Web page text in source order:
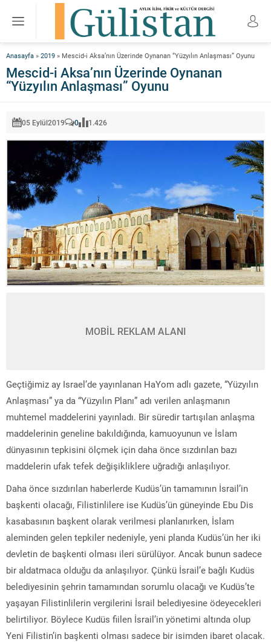
Anasayfa » 2019 » Mescid-i Aksa’nın Üzerinde Oynanan “Yüzyılın Anlaşması” Oyunu
Mescid-i Aksa’nın Üzerinde Oynanan
“Yüzyılın Anlaşması” Oyunu
05 Eylül2019 0 1.426
MOBİL REKLAM ALANI
Geçtiğimiz ay Israel’de yayınlanan HaYom adlı gazete, “Yüzyılın
Anlaşması” ya da “Yüzyılın Planı” adı verilen anlaşmanın
muhtemel maddelerini yayınladı. Bir süredir tartışılan anlaşma
maddelerinin geneline bakıldığında, kamuoyunun ve İslam
dünyasının tepkisini ölçmek için daha önce sızdırılan bazı
maddelerin ufak tefek değişikliklere uğradığı anlaşılıyor.
Daha önce sızdırılan haberlerde Kudüs’ün tamamının İsrail’in
başkenti olacağı, Filistinlilere ise Kudüs’ün güneyinde Ebu Dis
kasabasının başkent olarak verilmesi planlanırken, İslam
aleminden gelen tepkiler nedeniyle, yeni planda Kudüs’ün her iki
devletin de başkenti olması ileri sürülüyor. Ancak bunun sadece
bir aldatmaca olduğu da anlaşılıyor. Çünkü İsrail’e bağlı Kudüs
belediyesinin şehrin tamamından sorumlu olacağı ve Kudüs’te
yaşayan Filistinlilerin vergilerini İsrail belediyesine ödeyecekleri
belirtiliyor. Böylece Kudüs fiilen İsrail’in yönetimi altında olup
Yeni Filistin’in başkenti olması sadece bir isimden ibaret olacak.